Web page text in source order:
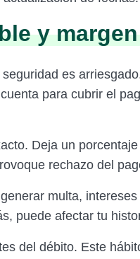
y
es
para cubrir el
Deja un
rechazo del
multa,
puede afectar tu
del débito. Este